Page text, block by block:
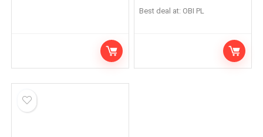
Best deal at: OBI PL